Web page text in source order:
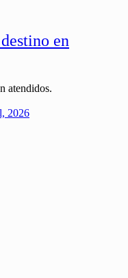
en
atendidos.
2026